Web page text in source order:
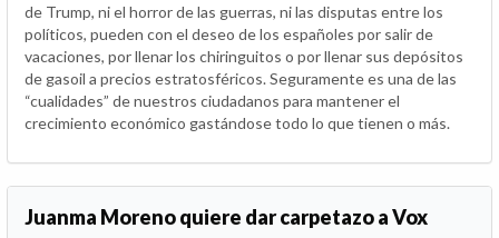
de Trump, ni el horror de las guerras, ni las disputas entre los
políticos, pueden con el deseo de los españoles por salir de
vacaciones, por llenar los chiringuitos o por llenar sus depósitos
de gasoil a precios estratosféricos. Seguramente es una de las
“cualidades” de nuestros ciudadanos para mantener el
crecimiento económico gastándose todo lo que tienen o más.
Juanma Moreno quiere dar carpetazo a Vox